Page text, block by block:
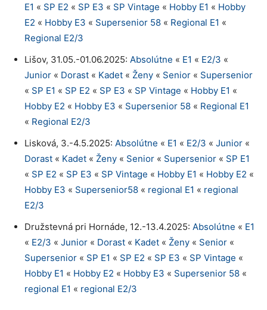
E1 « SP E2 « SP E3 « SP Vintage « Hobby E1 « Hobby
E2 « Hobby E3 « Supersenior 58 « Regional E1 «
Regional E2/3
Lišov, 31.05.-01.06.2025: Absolútne « E1 « E2/3 «
Junior « Dorast « Kadet « Ženy « Senior « Supersenior
« SP E1 « SP E2 « SP E3 « SP Vintage « Hobby E1 «
Hobby E2 « Hobby E3 « Supersenior 58 « Regional E1
« Regional E2/3
Lisková, 3.-4.5.2025: Absolútne « E1 « E2/3 « Junior «
Dorast « Kadet « Ženy « Senior « Supersenior « SP E1
« SP E2 « SP E3 « SP Vintage « Hobby E1 « Hobby E2 «
Hobby E3 « Supersenior58 « regional E1 « regional
E2/3
Družstevná pri Hornáde, 12.-13.4.2025: Absolútne « E1
« E2/3 « Junior « Dorast « Kadet « Ženy « Senior «
Supersenior « SP E1 « SP E2 « SP E3 « SP Vintage «
Hobby E1 « Hobby E2 « Hobby E3 « Supersenior 58 «
regional E1 « regional E2/3